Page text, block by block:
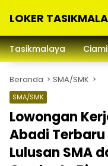
LOKER
Lowongan
Kerja
dan
Sekitarna
Tasikmalaya
Beranda SMA/SMK
SMA/SMK
Lowongan
Abadi
Lulusan SMA